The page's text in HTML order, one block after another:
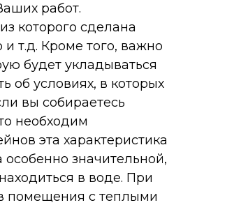
работ.
которого сделана
и т.д. Кроме того, важно
будет укладываться
об условиях, в которых
вы собираетесь
необходим
эта характеристика
значительной,
в воде. При
помещения с теплыми